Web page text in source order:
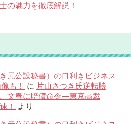
の魅力を徹底解説！
元公設秘書）の口利きビジネス
も！
に 片山さつき氏逆転勝
文春に賠償命令―東京高裁
！
より